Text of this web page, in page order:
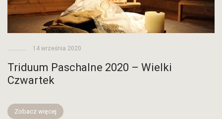
14 września 2020
Triduum Paschalne 2020 – Wielki
Czwartek
Zobacz więcej